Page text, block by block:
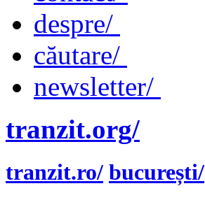
despre/
căutare/
newsletter/
tranzit.org/
tranzit.ro/ bucurești/